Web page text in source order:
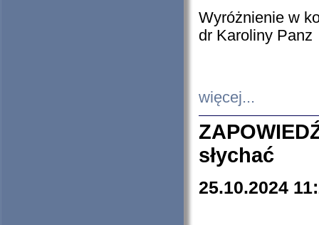
Wyróżnienie w
dr Karoliny Panz
więcej...
słychać
25.10.2024